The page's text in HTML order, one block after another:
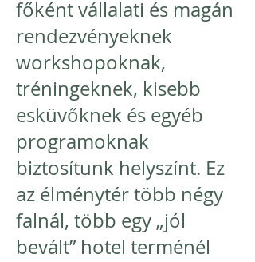
főként vállalati és magán
rendezvényeknek
workshopoknak,
tréningeknek, kisebb
esküvőknek és egyéb
programoknak
biztosítunk helyszínt. Ez
az élménytér több négy
falnál, több egy „jól
bevált” hotel terménél